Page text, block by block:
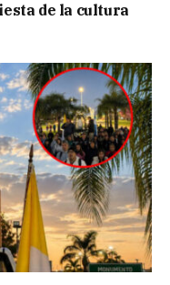
de la cultura